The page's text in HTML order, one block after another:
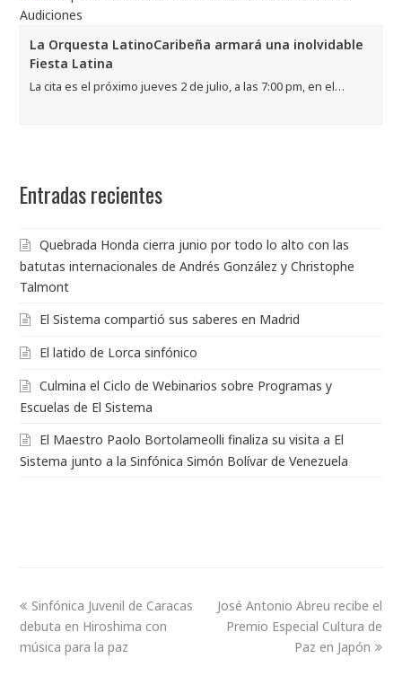
La Orquesta LatinoCaribeña armará una inolvidable
Fiesta Latina
La cita es el próximo jueves 2 de julio, a las 7:00 pm, en el…
Entradas recientes
Quebrada Honda cierra junio por todo lo alto con las
batutas internacionales de Andrés González y Christophe
Talmont
El Sistema compartió sus saberes en Madrid
El latido de Lorca sinfónico
Culmina el Ciclo de Webinarios sobre Programas y
Escuelas de El Sistema
El Maestro Paolo Bortolameolli finaliza su visita a El
Sistema junto a la Sinfónica Simón Bolívar de Venezuela
Sinfónica Juvenil de Caracas
debuta en Hiroshima con
música para la paz
José Antonio Abreu recibe el
Premio Especial Cultura de
Paz en Japón